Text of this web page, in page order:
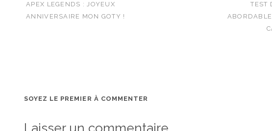
APEX LEGENDS : JOYEUX
ANNIVERSAIRE MON GOTY !
TEST
SOYEZ LE PREMIER À COMMENTER